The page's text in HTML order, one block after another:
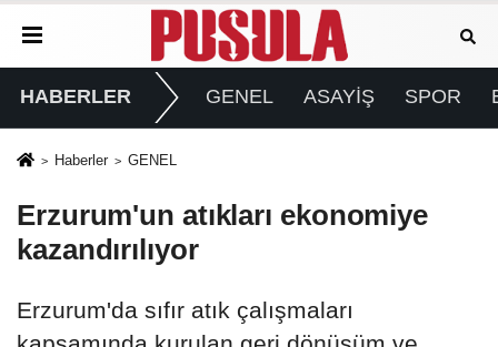
HABERLER GENEL ASAYİŞ SPOR
Haberler GENEL
Erzurum'un atıkları ekonomiye
kazandırılıyor
Erzurum'da sıfır atık çalışmaları